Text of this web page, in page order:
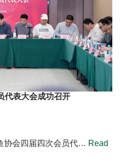
代表大会成功召开
协会四届四次会员代… Read